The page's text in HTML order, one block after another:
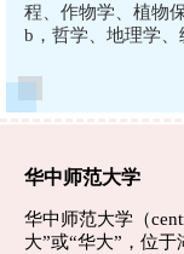
程、作物学、植物
b，哲学、地理学、
华中师范大学
华中师范大学（
大”或“华大”，位